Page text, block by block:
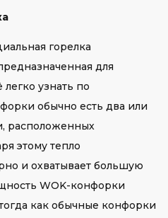
горелка
для
узнать по
обычно есть два или
расположенных
этому тепло
и охватывает большую
WOK-конфорки
как обычные конфорки